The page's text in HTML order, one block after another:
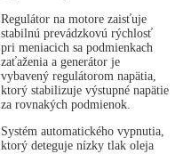
Regulátor na motore zaisťuje
stabilnú prevádzkovú rýchlosť
pri meniacich sa podmienkach
zaťaženia a generátor je
vybavený regulátorom napätia,
ktorý stabilizuje výstupné napätie
za rovnakých podmienok.
Systém automatického vypnutia,
ktorý deteguje nízky tlak oleja